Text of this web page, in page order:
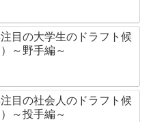
目の大学生のドラフト候
～野手編～
目の社会人のドラフト候
～投手編～